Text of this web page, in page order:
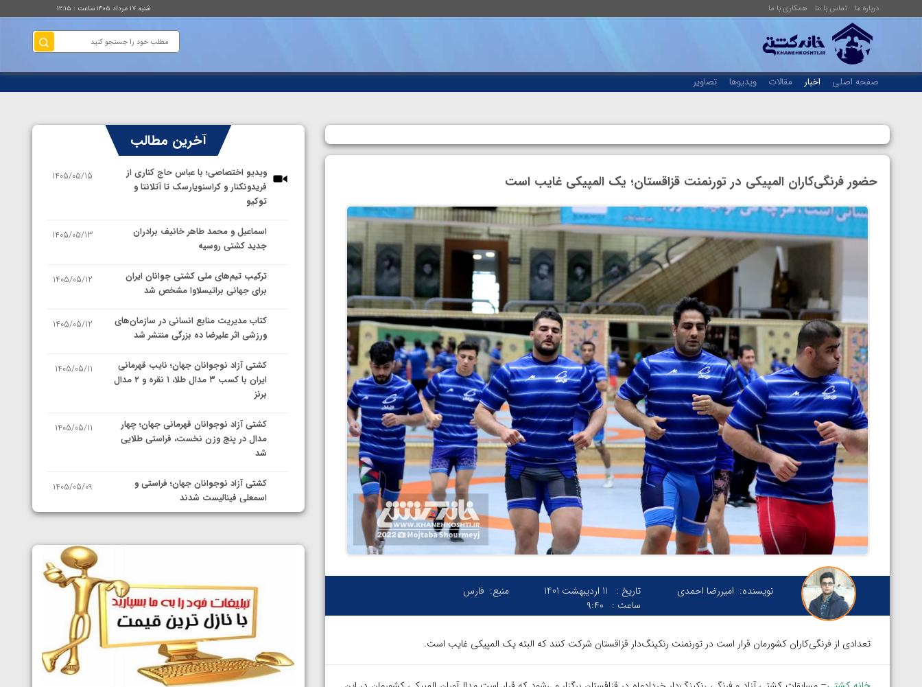
درباره ما تماس با ما همکاری با ما شنبه ۱۷ مرداد ۱۴۰۵ ساعت : ۱۲:۱۵
صفحه اصلی اخبار مقالات ویدیوها تصاویر
حضور فرنگی‌کاران المپیکی در تورنمنت قزاقستان؛ یک المپیکی غایب است
نویسنده: امیررضا احمدی تاریخ :
11 اردیبهشت 1401
ساعت :
۹:۴۰
منبع: فارس
تعدادی از فرنگی‌کاران کشورمان قرار است در تورنمنت رنکینگ‌دار قزاقستان شرکت کنند که البته یک المپیکی غایب است.
آخرین مطالب
ویدیو اختصاصی؛ با عباس حاج کناری از
فریدونکنار و کراسنویارسک تا آتلانتا و
توکیو
1405/05/15
اسماعیل و محمد طاهر خانیف برادران
جدید کشتی روسیه
1405/05/13
ترکیب تیم‌های ملی کشتی جوانان ایران
برای جهانی براتیسلاوا مشخص شد
1405/05/12
کتاب مدیریت منابع انسانی در سازمان‌های
ورزشی اثر علیرضا ده بزرگی منتشر شد
1405/05/12
کشتی آزاد نوجوانان جهان؛ نایب قهرمانی
ایران با کسب ۳ مدال طلا، ۱ نقره و ۲ مدال
برنز
1405/05/11
کشتی آزاد نوجوانان قهرمانی جهان؛ چهار
مدال در پنج وزن نخست، فراستی طلایی
شد
1405/05/11
کشتی آزاد نوجوانان جهان؛ فراستی و
اسمعلی فینالیست شدند
1405/05/09
نمایندگان ایران مشخص شدند
سوم برای ایران
1405/05/07
ایران چشم به راه چهار مدال در پنج وزن
دوم کشتی فرنگی نوجوانان جهان
1405/05/06